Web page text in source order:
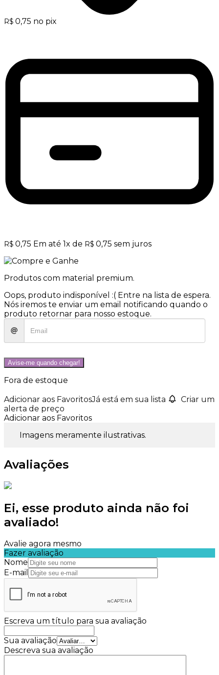
R$ 0,75 no pix
R$ 0,75 Em até 1x de R$ 0,75 sem juros
Produtos com material premium.
Oops, produto indisponível :( Entre na lista de espera.
Nós iremos te enviar um email notificando quando o
produto retornar para nosso estoque.
Avise-me quando chegar!
Fora de estoque
Adicionar aos FavoritosJá está em sua lista
Criar um
alerta de preço
Adicionar aos Favoritos
Imagens meramente ilustrativas.
Avaliações
Ei, esse produto ainda não foi
avaliado!
Avalie agora mesmo
Fazer avaliação
Nome
E-mail
Escreva um título para sua avaliação
Sua avaliação
Descreva sua avaliação